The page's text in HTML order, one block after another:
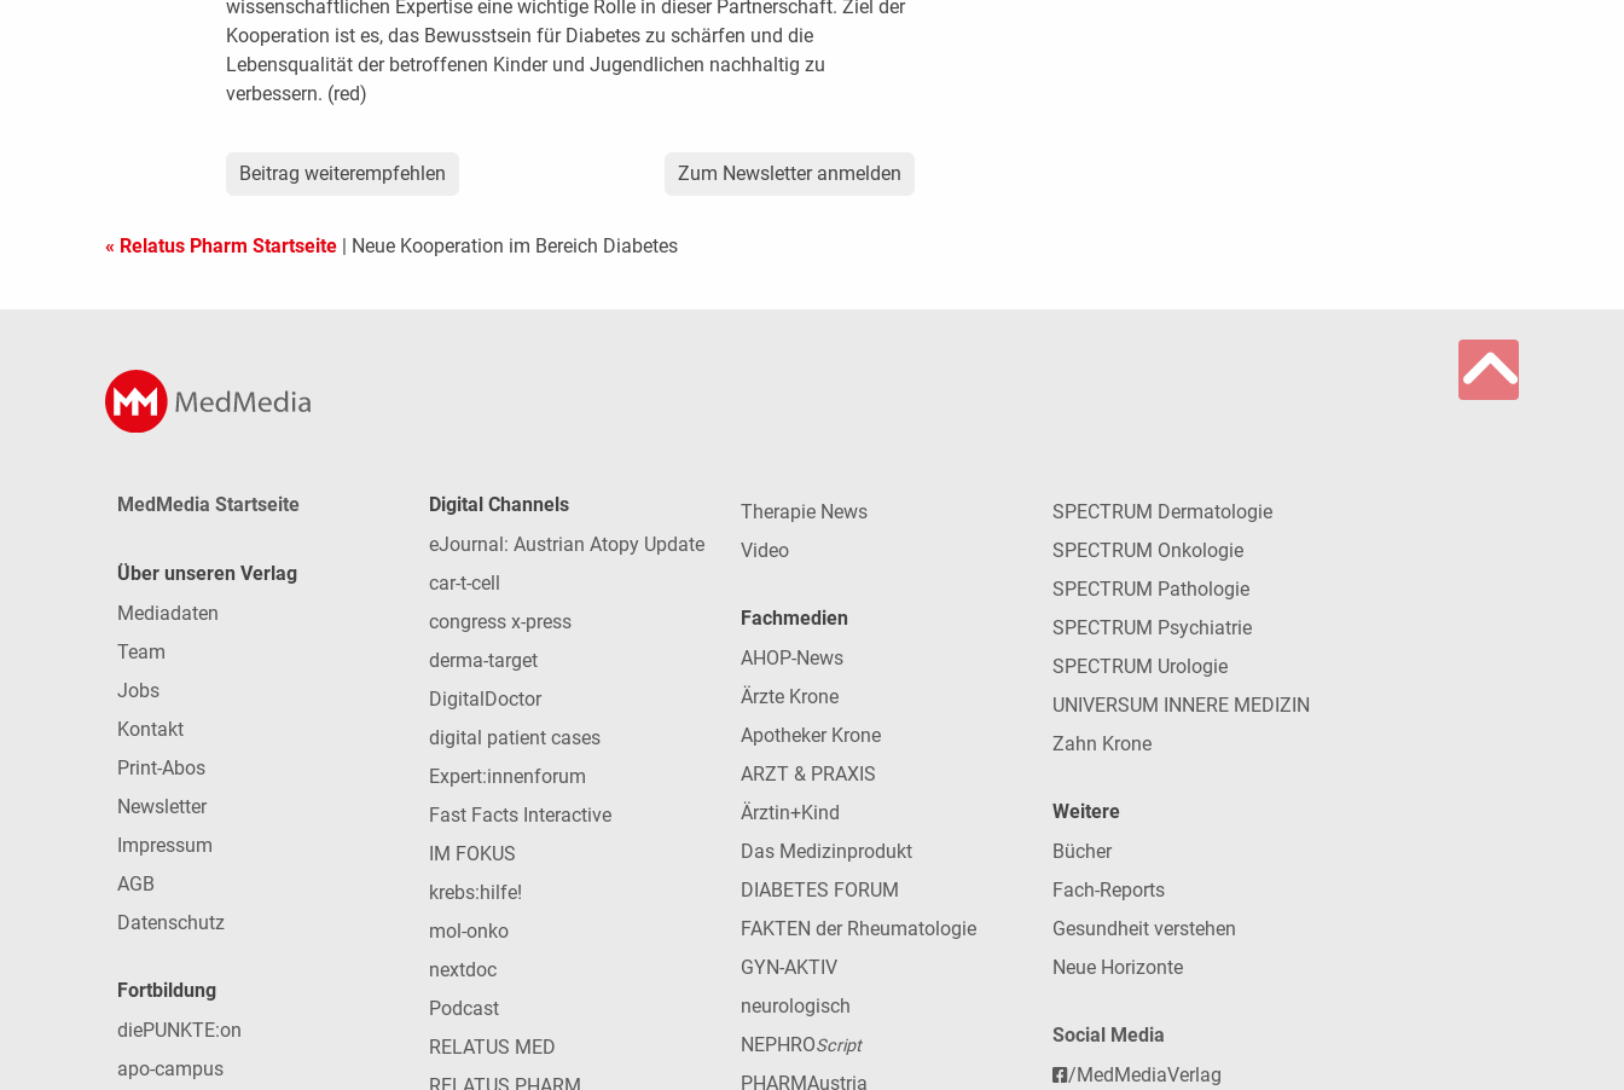
wissenschaftlichen Expertise eine wichtige Rolle in dieser Partnerschaft. Ziel der
Kooperation ist es, das Bewusstsein für Diabetes zu schärfen und die
Lebensqualität der betroffenen Kinder und Jugendlichen nachhaltig zu
verbessern. (red)
Beitrag weiterempfehlen Zum Newsletter anmelden
« Relatus Pharm Startseite | Neue Kooperation im Bereich Diabetes
MedMedia Startseite
Über unseren Verlag
Mediadaten
Team
Jobs
Kontakt
Print-Abos
Newsletter
Impressum
AGB
Datenschutz
Fortbildung
diePUNKTE:on
apo-campus
Digital Channels
eJournal: Austrian Atopy Update
car-t-cell
congress x-press
derma-target
DigitalDoctor
digital patient cases
Expert:innenforum
Fast Facts Interactive
IM FOKUS
krebs:hilfe!
mol-onko
nextdoc
Podcast
RELATUS MED
Therapie News
Video
Fachmedien
AHOP-News
Ärzte Krone
Apotheker Krone
ARZT & PRAXIS
Ärztin+Kind
Das Medizinprodukt
DIABETES FORUM
FAKTEN der Rheumatologie
GYN-AKTIV
neurologisch
NEPHROScript
PHARMAustria
SPECTRUM Dermatologie
SPECTRUM Onkologie
SPECTRUM Pathologie
SPECTRUM Psychiatrie
SPECTRUM Urologie
UNIVERSUM INNERE MEDIZIN
Zahn Krone
Weitere
Bücher
Fach-Reports
Gesundheit verstehen
Neue Horizonte
Social Media
/MedMediaVerlag